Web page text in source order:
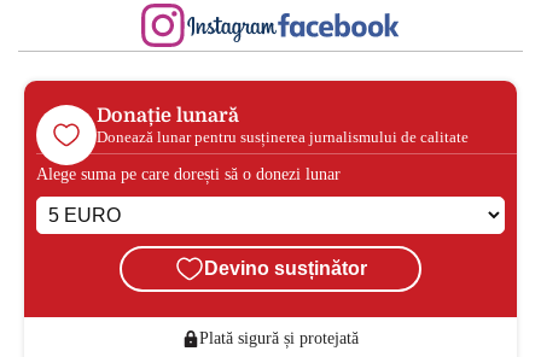
Donație lunară
Donează lunar pentru susținerea jurnalismului de calitate
Alege suma pe care dorești să o donezi lunar
Devino susținător
Plată sigură și protejată